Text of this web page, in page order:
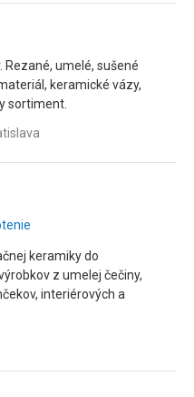
Rezané, umelé, sušené
keramické vázy,
sortiment.
keramiky do
z umelej čečiny,
interiérových a